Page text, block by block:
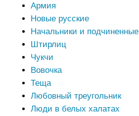
Армия
Новые русские
Начальники и подчиненные
Штирлиц
Чукчи
Вовочка
Теща
Любовный треугольник
Люди в белых халатах